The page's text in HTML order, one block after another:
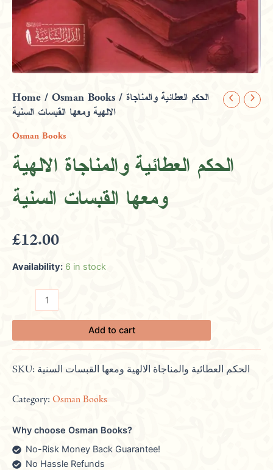
Home / Osman Books / الحكم العطائية والمناجاة
الالهية ومعها القبسات السنية
Osman Books
الحكم العطائية والمناجاة الالهية
ومعها القبسات السنية
£12.00
Availability: 6 in stock
الحكم
العطائية
الالهية
ومعها
القبسات
السنية
quantity
Add to cart
SKU: الحكم العطائية والمناجاة الالهية ومعها القبسات السنية
Category: Osman Books
Why choose Osman Books?
No-Risk Money Back Guarantee!
No Hassle Refunds